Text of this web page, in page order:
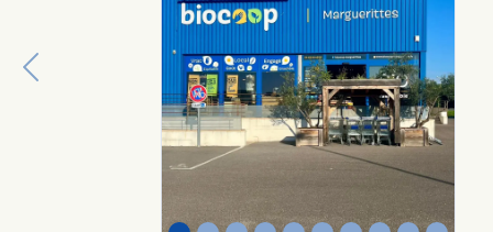
Previous